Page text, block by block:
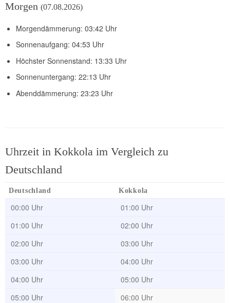
Morgen (07.08.2026)
Morgendämmerung: 03:42 Uhr
Sonnenaufgang: 04:53 Uhr
Höchster Sonnenstand: 13:33 Uhr
Sonnenuntergang: 22:13 Uhr
Abenddämmerung: 23:23 Uhr
Uhrzeit in Kokkola im Vergleich zu
Deutschland
Deutschland Kokkola
00:00 Uhr
01:00 Uhr
01:00 Uhr
02:00 Uhr
02:00 Uhr
03:00 Uhr
03:00 Uhr
04:00 Uhr
04:00 Uhr
05:00 Uhr
05:00 Uhr
06:00 Uhr